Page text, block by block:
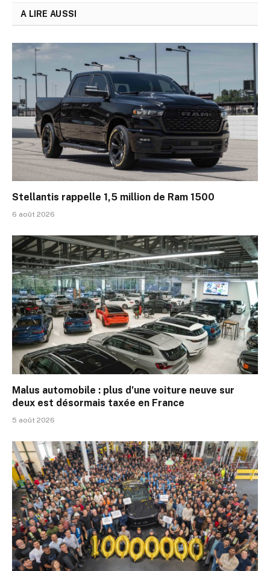
A LIRE AUSSI
Stellantis rappelle 1,5 million de Ram 1500
6 août 2026
Malus automobile : plus d’une voiture neuve sur
deux est désormais taxée en France
5 août 2026